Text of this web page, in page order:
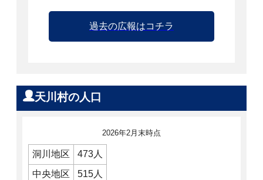
過去の広報はコチラ
天川村の人口
2026年2月末時点
洞川地区
473人
中央地区
515人